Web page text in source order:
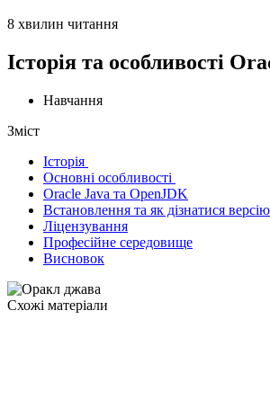
8 хвилин читання
Історія та особливості
Навчання
Зміст
Історія
Основні особливості
Oracle Java та OpenJDK
Встановлення та як дізнатися
Ліцензування
Професійне середовище
Висновок
Схожі матеріали